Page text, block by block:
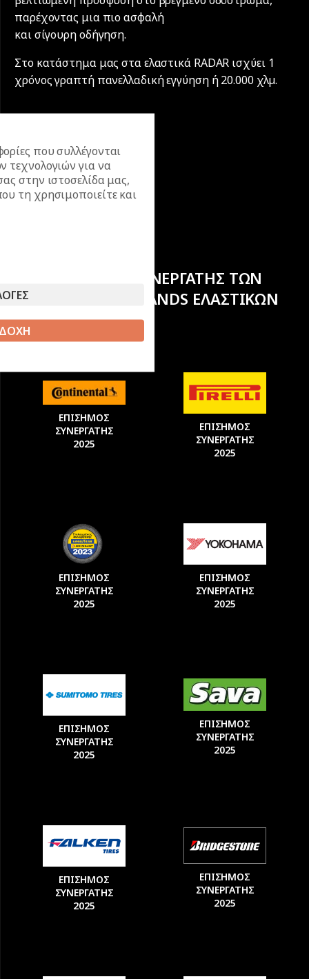
παρέχοντας μια πιο ασφαλή
και σίγουρη οδήγηση.
Στο κατάστημα μας στα ελαστικά RADAR ισχύει 1
χρόνος γραπτή πανελλαδική εγγύηση ή 20.000 χλµ.
ΕΠΙΣΗΜΟΣ ΣΥΝΕΡΓΑΤΗΣ ΤΩΝ
ΚΟΡΥΦΑΙΩΝ BRANDS ΕΛΑΣΤΙΚΩΝ
ΕΠΙΣΗΜΟΣ
ΣΥΝΕΡΓΑΤΗΣ
2025
ΕΠΙΣΗΜΟΣ
ΣΥΝΕΡΓΑΤΗΣ
2025
ΕΠΙΣΗΜΟΣ
ΣΥΝΕΡΓΑΤΗΣ
2025
ΕΠΙΣΗΜΟΣ
ΣΥΝΕΡΓΑΤΗΣ
2025
ΕΠΙΣΗΜΟΣ
ΣΥΝΕΡΓΑΤΗΣ
2025
ΕΠΙΣΗΜΟΣ
ΣΥΝΕΡΓΑΤΗΣ
2025
ΕΠΙΣΗΜΟΣ
ΣΥΝΕΡΓΑΤΗΣ
2025
ΕΠΙΣΗΜΟΣ
ΣΥΝΕΡΓΑΤΗΣ
2025
που συλλέγονται
τεχνολογιών για να
στην ιστοσελίδα μας,
τη χρησιμοποιείτε και